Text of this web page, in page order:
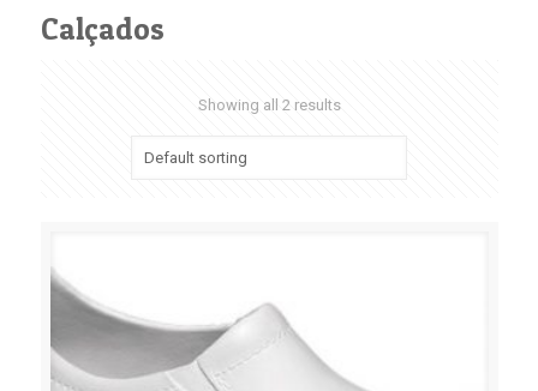
Calçados
Showing all 2 results